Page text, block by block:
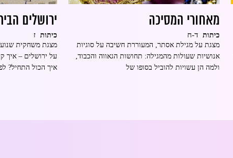
מאחורי המסיכה
כיתות ד-ח
מצגת על מגילת אסתר, המעוררת חשיבה על סוגיות
אנושיות שעולות מהמגילה: תחושות הגאווה והכבוד,
ולמה הן עשויות להוביל בסופו של
ירושלים
כיתות ז
מצגת משחקית
על ירושלים – איך
איך הכול התחיל?